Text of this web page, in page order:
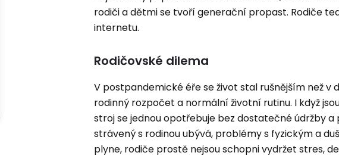
rodiči a dětmi se tvoří generační propast. Rodiče
internetu.
Rodičovské dilema
V postpandemické éře se život stal rušnějším než v
rodinný rozpočet a normální životní rutinu. I když
stroj se jednou opotřebuje bez dostatečné údržby
strávený s rodinou ubývá, problémy s fyzickým a
plyne, rodiče prostě nejsou schopni vydržet stres,